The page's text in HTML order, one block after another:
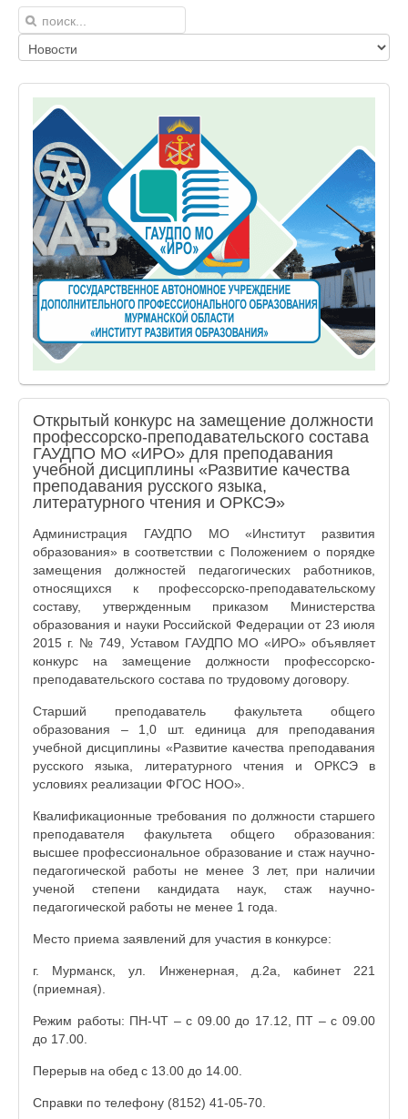
Открытый конкурс на замещение должности
профессорско-преподавательского состава
ГАУДПО МО «ИРО» для преподавания
учебной дисциплины «Развитие качества
преподавания русского языка,
литературного чтения и ОРКСЭ»
Администрация ГАУДПО МО «Институт развития
образования» в соответствии с Положением о порядке
замещения должностей педагогических работников,
относящихся к профессорско-преподавательскому
составу, утвержденным приказом Министерства
образования и науки Российской Федерации от 23 июля
2015 г. № 749, Уставом ГАУДПО МО «ИРО» объявляет
конкурс на замещение должности профессорско-
преподавательского состава по трудовому договору.
Старший преподаватель факультета общего
образования – 1,0 шт. единица для преподавания
учебной дисциплины «Развитие качества преподавания
русского языка, литературного чтения и ОРКСЭ в
условиях реализации ФГОС НОО».
Квалификационные требования по должности старшего
преподавателя факультета общего образования:
высшее профессиональное образование и стаж научно-
педагогической работы не менее 3 лет, при наличии
ученой степени кандидата наук, стаж научно-
педагогической работы не менее 1 года.
Место приема заявлений для участия в конкурсе:
г. Мурманск, ул. Инженерная, д.2а, кабинет 221
(приемная).
Режим работы: ПН-ЧТ – с 09.00 до 17.12, ПТ – с 09.00
до 17.00.
Перерыв на обед с 13.00 до 14.00.
Справки по телефону (8152) 41-05-70.